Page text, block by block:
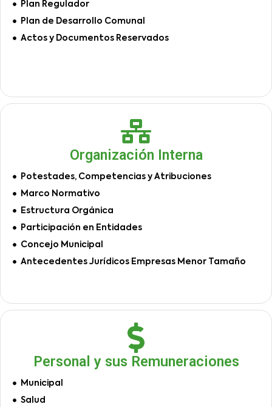
Plan Regulador
Plan de Desarrollo Comunal
Actos y Documentos Reservados
Organización Interna
Potestades, Competencias y Atribuciones
Marco Normativo
Estructura Orgánica
Participación en Entidades
Concejo Municipal
Antecedentes Jurídicos Empresas Menor Tamaño
Personal y sus Remuneraciones
Municipal
Salud